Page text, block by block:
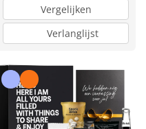
Vergelijken
Verlanglijst